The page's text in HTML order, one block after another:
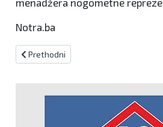
menadžera nogometne
Notra.ba
Prethodni članak: Albanac pucao na
Prethodni